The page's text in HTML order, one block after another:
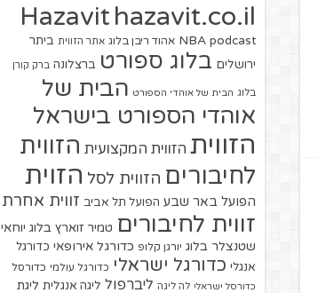
Hazavit hazavit.co.il
NBA podcast אהוד ריבן בלוג אתר הזווית ביתר
ירושלים בלוג ספורט ברצלונה ברק קורן
בלוג הבית של אוהדי הספורט הבית של
אוהדי הספורט בישראל
הזווית הזווית המקצועית הזווית
לחיבורים הזווית לסל הזוית
הפועל באר שבע הפועל תל אביב זווית אחרת
זווית לחיבורים טמיר זוארץ בלוג יוחאי
שטנצלר בלוג יורגן קלופ כדורגל אירופאי כדורגל
אנגלי כדורגל ישראלי כדורגל עולמי כדורסל
כדורסל ישראלי לה ליגה ליברפול ליגה אנגלית ליגת